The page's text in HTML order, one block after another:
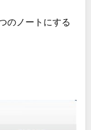
のノートにする